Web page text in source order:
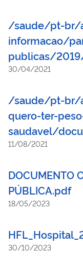
/saude/pt-br/
informacao/
publicas/
30/04/2021
/saude/pt-br/
quero-ter-
saudavel/
11/08/2021
DOCUMENTO
PÚBLICA.pdf
18/05/2023
30/10/2023